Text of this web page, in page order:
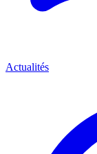
Actualités